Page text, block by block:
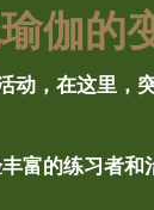
伽的
动，在这里，
富的练习者